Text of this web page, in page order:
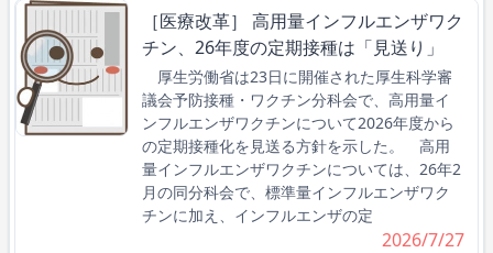
［医療改革］ 高用量インフルエンザワク
チン、26年度の定期接種は「見送り」
厚生労働省は23日に開催された厚生科学審
議会予防接種・ワクチン分科会で、高用量イ
ンフルエンザワクチンについて2026年度から
の定期接種化を見送る方針を示した。 高用
量インフルエンザワクチンについては、26年2
月の同分科会で、標準量インフルエンザワク
チンに加え、インフルエンザの定
2026/7/27